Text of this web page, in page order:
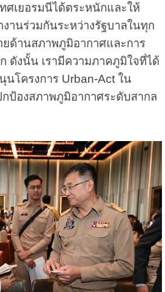
ศเยอรมนีได้ตระหนักและให้
านร่วมกันระหว่างรัฐบาลในทุก
ยด้านสภาพภูมิอากาศและการ
ดังนั้น เรามีความภาคภูมิใจที่ได้
นโครงการ Urban-Act ใน
ป้องสภาพภูมิอากาศระดับสากล